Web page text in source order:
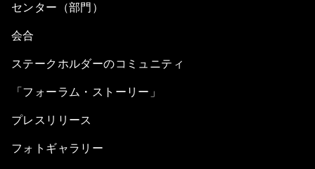
センター（部門）
会合
ステークホルダーのコミュニティ
「フォーラム・ストーリー」
プレスリリース
フォトギャラリー